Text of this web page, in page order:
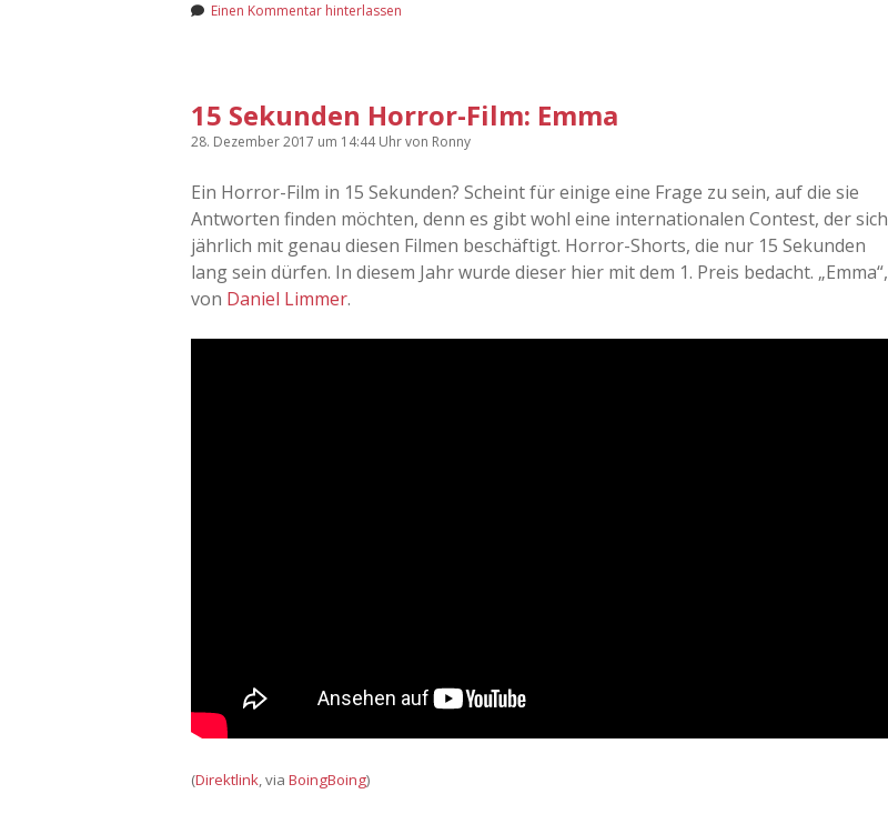
Einen Kommentar hinterlassen
15 Sekunden Horror-Film: Emma
28. Dezember 2017 um 14:44 Uhrvon Ronny
Ein Horror-Film in 15 Sekunden? Scheint für einige eine Frage zu sein, auf die sie
Antworten finden möchten, denn es gibt wohl eine internationalen Contest, der sich
jährlich mit genau diesen Filmen beschäftigt. Horror-Shorts, die nur 15 Sekunden
lang sein dürfen. In diesem Jahr wurde dieser hier mit dem 1. Preis bedacht. „Emma“,
von Daniel Limmer.
(Direktlink, via BoingBoing)